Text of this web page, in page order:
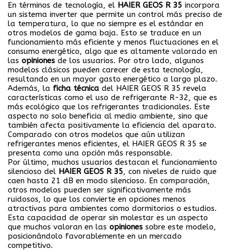
En términos de tecnología, el HAIER GEOS R 35 incorpora
un sistema inverter que permite un control más preciso de
la temperatura, lo que no siempre es el estándar en
otros modelos de gama baja. Esto se traduce en un
funcionamiento más eficiente y menos fluctuaciones en el
consumo energético, algo que es altamente valorado en
las opiniones de los usuarios. Por otro lado, algunos
modelos clásicos pueden carecer de esta tecnología,
resultando en un mayor gasto energético a largo plazo.
Además, la ficha técnica del HAIER GEOS R 35 revela
características como el uso de refrigerante R-32, que es
más ecológico que los refrigerantes tradicionales. Este
aspecto no solo beneficia al medio ambiente, sino que
también afecta positivamente la eficiencia del aparato.
Comparado con otros modelos que aún utilizan
refrigerantes menos eficientes, el HAIER GEOS R 35 se
presenta como una opción más responsable.
Por último, muchos usuarios destacan el funcionamiento
silencioso del HAIER GEOS R 35, con niveles de ruido que
caen hasta 21 dB en modo silencioso. En comparación,
otros modelos pueden ser significativamente más
ruidosos, lo que los convierte en opciones menos
atractivas para ambientes como dormitorios o estudios.
Esta capacidad de operar sin molestar es un aspecto
que muchos valoran en las opiniones sobre este modelo,
posicionándolo favorablemente en un mercado
competitivo.